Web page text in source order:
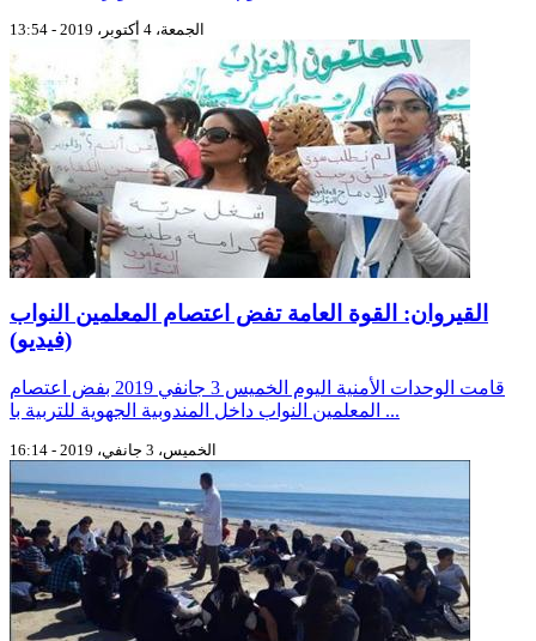
الجمعة، 4 أكتوبر، 2019 - 13:54
القيروان: القوة العامة تفض اعتصام المعلمين النواب
(فيديو)
قامت الوحدات الأمنية اليوم الخميس 3 جانفي 2019 بفض اعتصام
المعلمين النواب داخل المندوبية الجهوية للتربية با ...
الخميس، 3 جانفي، 2019 - 16:14